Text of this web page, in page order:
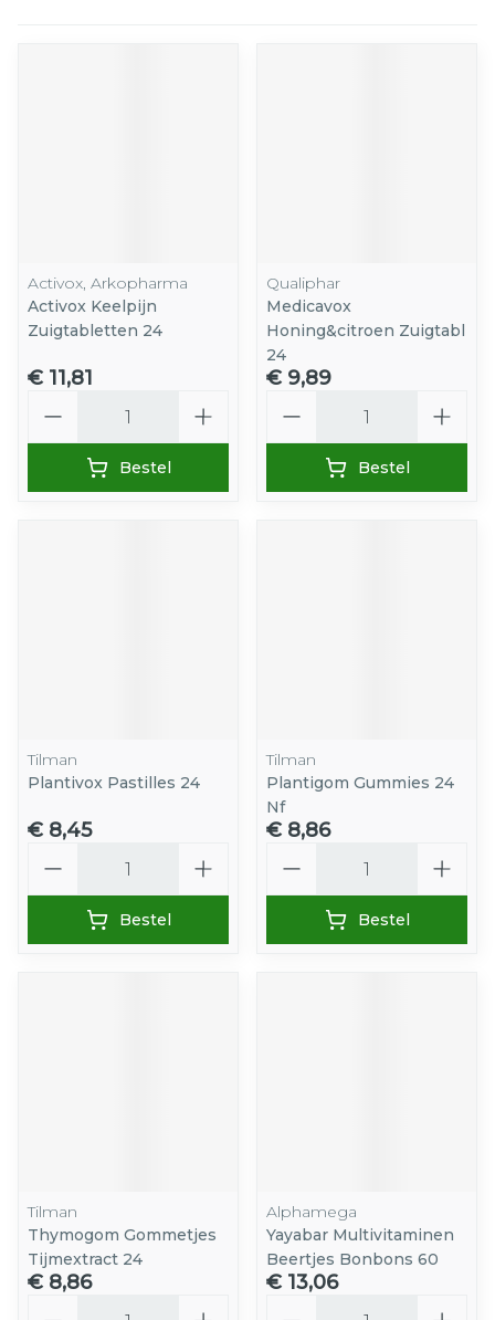
Activox, Arkopharma
Activox Keelpijn
Zuigtabletten 24
€ 11,81
Bestel
Qualiphar
Medicavox
Honing&citroen Zuigtabl
24
€ 9,89
Bestel
Tilman
Plantivox Pastilles 24
€ 8,45
Bestel
Tilman
Plantigom Gummies 24
Nf
€ 8,86
Bestel
Tilman
Thymogom Gommetjes
Tijmextract 24
€ 8,86
Alphamega
Yayabar Multivitaminen
Beertjes Bonbons 60
€ 13,06